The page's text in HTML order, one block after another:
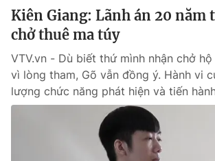
Góc doanh nghiệp
Truyền hình
Hậu trường
Nhân vật
Giải trí
Điện ảnh
Đời sống
Kiên Giang: Lãnh án 20 năm
chở thuê ma túy
VTV.vn - Dù biết thứ mình nhận chở
vì lòng tham, Gõ vẫn đồng ý. Hành vi
lượng chức năng phát hiện và tiến